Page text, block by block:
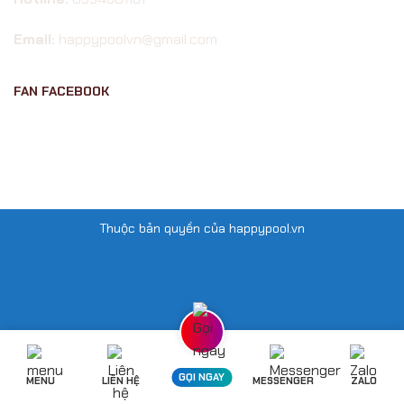
Email: happypoolvn@gmail.com
FAN FACEBOOK
Thuộc bản quyền của happypool.vn
MENU LIÊN HỆ GỌI NGAY MESSENGER ZALO